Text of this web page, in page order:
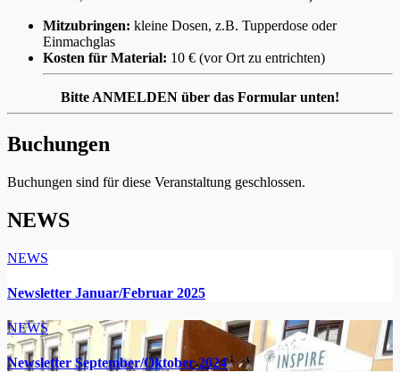
Mitzubringen: kleine Dosen, z.B. Tupperdose oder
Einmachglas
Kosten für Material: 10 € (vor Ort zu entrichten)
Bitte ANMELDEN über das Formular unten!
Buchungen
Buchungen sind für diese Veranstaltung geschlossen.
NEWS
NEWS
Newsletter Januar/Februar 2025
NEWS
Newsletter September/Oktober 2024